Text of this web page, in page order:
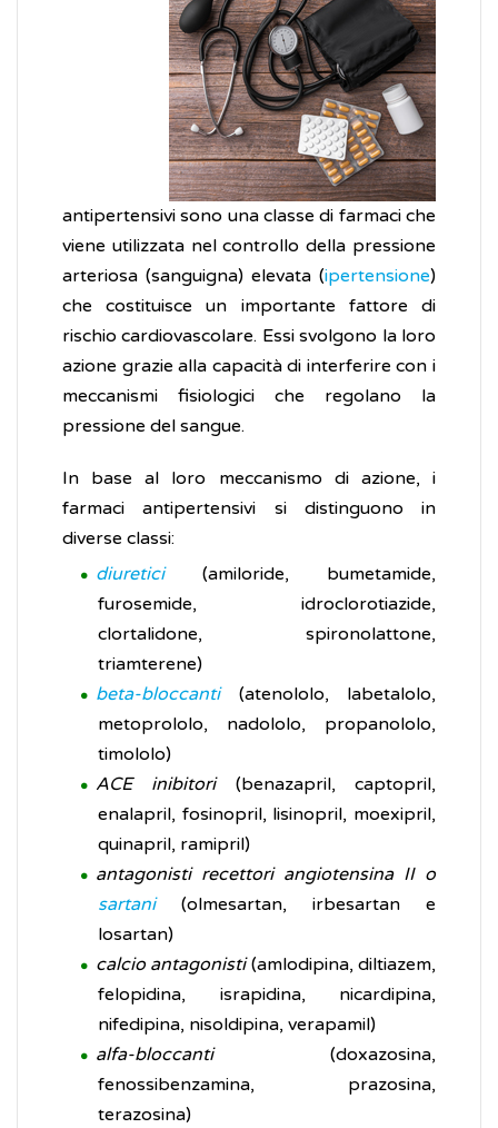
antipertensivi sono una classe di farmaci che
viene utilizzata nel controllo della pressione
arteriosa (sanguigna) elevata (ipertensione)
che costituisce un importante fattore di
rischio cardiovascolare. Essi svolgono la loro
azione grazie alla capacità di interferire con i
meccanismi fisiologici che regolano la
pressione del sangue.
In base al loro meccanismo di azione, i
farmaci antipertensivi si distinguono in
diverse classi:
diuretici(amiloride, bumetamide,
furosemide, idroclorotiazide,
clortalidone, spironolattone,
triamterene)
beta-bloccanti(atenololo, labetalolo,
metoprololo, nadololo, propanololo,
timololo)
ACE inibitori(benazapril, captopril,
enalapril, fosinopril, lisinopril, moexipril,
quinapril, ramipril)
antagonisti recettori angiotensina II o
sartani(olmesartan, irbesartan e
losartan)
calcio antagonisti(amlodipina, diltiazem,
felopidina, israpidina, nicardipina,
nifedipina, nisoldipina, verapamil)
alfa-bloccanti(doxazosina,
fenossibenzamina, prazosina,
terazosina)